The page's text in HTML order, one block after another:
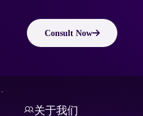
Consult Now
关于我们